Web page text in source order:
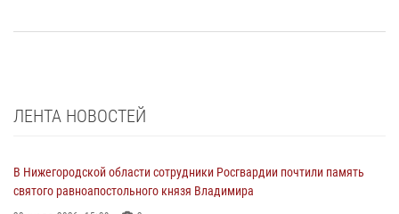
ЛЕНТА НОВОСТЕЙ
В Нижегородской области сотрудники Росгвардии почтили память
святого равноапостольного князя Владимира